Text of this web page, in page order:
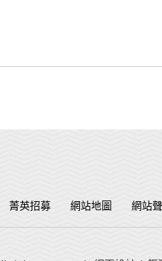
菁英招募 網站地圖 網站